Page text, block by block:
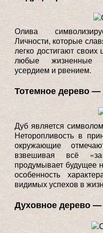
Олива
Личности, которые
легко достигают
любые жизненные
усердием и рвением.
Тотемное дерево
Дуб является
Неторопливость в
окружающие
взвешивая всё
продумывает будущее
особенность
видимых успехов в
Духовное дерево